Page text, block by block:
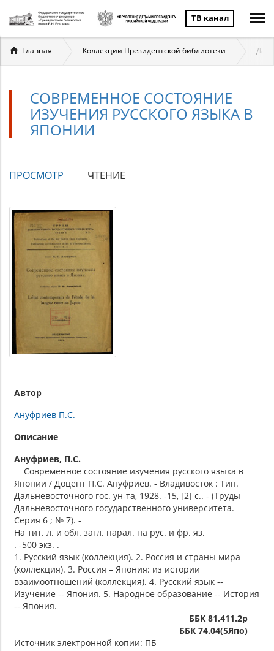
ТВ канал
Вы
здесь
Главная Коллекции Президентской библиотеки
СОВРЕМЕННОЕ СОСТОЯНИЕ
ИЗУЧЕНИЯ РУССКОГО ЯЗЫКА В
ЯПОНИИ
Главные
ПРОСМОТР (АКТИВНАЯ
ЧТЕНИЕ
Автор
Ануфриев П.С.
Описание
Ануфриев, П.С.
Современное состояние изучения русского языка в
Японии / Доцент П.С. Ануфриев. - Владивосток : Тип.
Дальневосточного гос. ун-та, 1928. -15, [2] с.. - (Труды
Дальневосточного государственного университета.
Серия 6 ; № 7). -
На тит. л. и обл. загл. парал. на рус. и фр. яз.
. -500 экз. .
1. Русский язык (коллекция). 2. Россия и страны мира
(коллекция). 3. Россия – Япония: из истории
взаимоотношений (коллекция). 4. Русский язык --
Изучение -- Япония. 5. Народное образование -- История
-- Япония.
ББК 81.411.2р
ББК 74.04(5Япо)
Источник электронной копии: ПБ